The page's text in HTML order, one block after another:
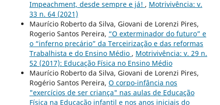
Impeachment, desde sempre e já! , Motrivivência: v.
33 n. 64 (2021)
Maurício Roberto da Silva, Giovani de Lorenzi Pires,
Rogerio Santos Pereira, “O exterminador do futuro” e
o “inferno precário” da Terceirização e das reformas
Trabalhista e do Ensino Médio , Motrivivência: v. 29 n.
52 (2017): Educação Física no Ensino Médio
Maurício Roberto da Silva, Giovani de Lorenzi Pires,
Rogério Santos Pereira, O corpo-infância nos
"exercícios de ser criança" nas aulas de Educação
Física na Educação infantil e nos anos iniciais do